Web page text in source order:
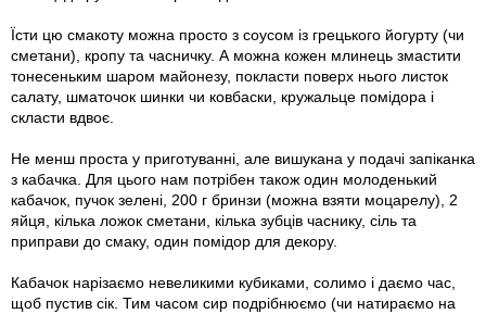
Їсти цю смакоту можна просто з соусом із грецького йогурту (чи
сметани), кропу та часничку. А можна кожен млинець змастити
тонесеньким шаром майонезу, покласти поверх нього листок
салату, шматочок шинки чи ковбаски, кружальце помідора і
скласти вдвоє.
Не менш проста у приготуванні, але вишукана у подачі запіканка
з кабачка. Для цього нам потрібен також один молоденький
кабачок, пучок зелені, 200 г бринзи (можна взяти моцарелу), 2
яйця, кілька ложок сметани, кілька зубців часнику, сіль та
приправи до смаку, один помідор для декору.
Кабачок нарізаємо невеликими кубиками, солимо і даємо час,
щоб пустив сік. Тим часом сир подрібнюємо (чи натираємо на